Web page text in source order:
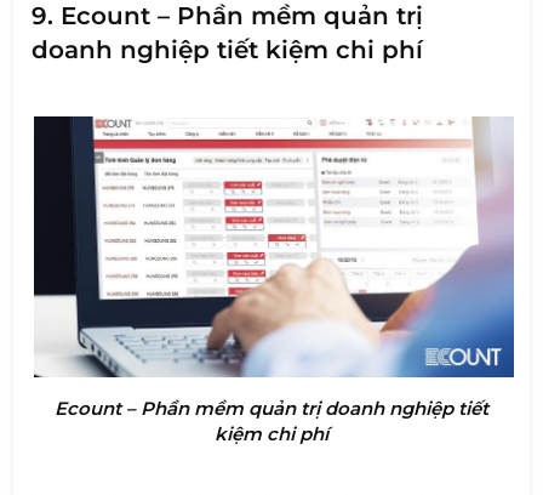
9. Ecount – Phần mềm quản trị
doanh nghiệp tiết kiệm chi phí
Ecount – Phần mềm quản trị doanh nghiệp tiết
kiệm chi phí